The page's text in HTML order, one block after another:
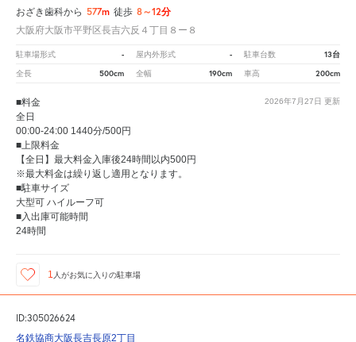
おざき歯科から 577m 徒歩 8～12分
大阪府大阪市平野区長吉六反４丁目８ー８
駐車場形式 - 屋内外形式 - 駐車台数 13台
全長 500cm 全幅 190cm 車高 200cm
2026年7月27日 更新
■料金
全日
00:00-24:00 1440分/500円
■上限料金
【全日】最大料金入庫後24時間以内500円
※最大料金は繰り返し適用となります。
■駐車サイズ
大型可 ハイルーフ可
■入出庫可能時間
24時間
1 人がお気に入りの駐車場
ID:305026624
名鉄協商大阪長吉長原2丁目